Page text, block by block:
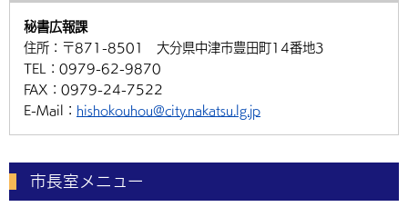
秘書広報課
住所： 〒871-8501 大分県中津市豊田町14番地3
TEL： 0979-62-9870
FAX： 0979-24-7522
E-Mail： hishokouhou@city.nakatsu.lg.jp
市長室メニュー